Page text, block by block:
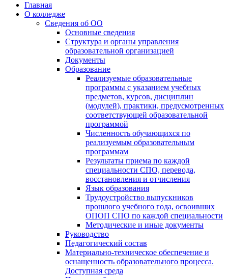
Главная
О колледже
Сведения об ОО
Основные сведения
Структура и органы управления
образовательной организацией
Документы
Образование
Реализуемые образовательные
программы с указанием учебных
предметов, курсов, дисциплин
(модулей), практики, предусмотренных
соответствующей образовательной
программой
Численность обучающихся по
реализуемым образовательным
программам
Результаты приема по каждой
специальности СПО, перевода,
восстановления и отчисления
Язык образования
Трудоустройство выпускников
прошлого учебного года, освоивших
ОПОП СПО по каждой специальности
Методические и иные документы
Руководство
Педагогический состав
Материально-техническое обеспечение и
оснащенность образовательного процесса.
Доступная среда